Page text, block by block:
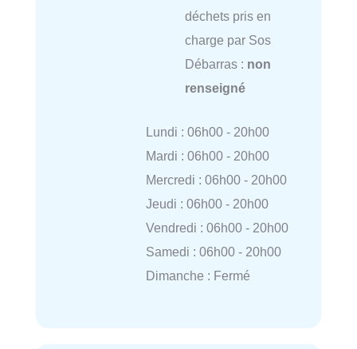
déchets pris en
charge par Sos
Débarras : non
renseigné
Lundi : 06h00 - 20h00
Mardi : 06h00 - 20h00
Mercredi : 06h00 - 20h00
Jeudi : 06h00 - 20h00
Vendredi : 06h00 - 20h00
Samedi : 06h00 - 20h00
Dimanche : Fermé